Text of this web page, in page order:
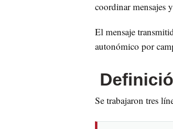
coordinar mensajes
El mensaje
autonómico por
Se trabajaron tres